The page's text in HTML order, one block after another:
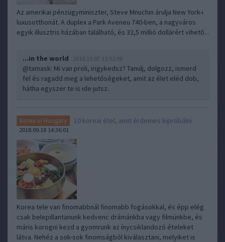
Az amerikai pénzügyminiszter, Steve Mnuchin árulja New York-i
luxusotthonát. A duplex a Park Aveneu 740-ben, a nagyváros
egyik illusztris házában található, és 32,5 millió dollárért vihető...
...in the world 2018.10.07 12:52:06
@tamask: Mi van proli, irigykedsz? Tanulj, dolgozz, ismerd
fel és ragadd meg a lehetőségeket, amit az élet eléd dob,
hátha egyszer te is ide jutsz.
Korea in Hungary 10 koreai étel, amit érdemes kipróbálni
2018.09.18 14:36:01
Korea tele van finomabbnál finomabb fogásokkal, és épp elég
csak belepillantanunk kedvenc drámánkba vagy filmünkbe, és
máris korogni kezd a gyomrunk az ínycsiklandozó ételeket
látva. Nehéz a sok-sok finomságból kiválasztani, melyiket is